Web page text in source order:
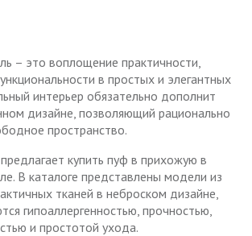
– это воплощение практичности,
в простых и элегантных
интерьер обязательно дополнит
дизайне, позволяющий рационально
пространство.
купить пуф в прихожую в
В каталоге представлены модели из
тканей в неброском дизайне,
гипоаллергенностью, прочностью,
и простотой ухода.